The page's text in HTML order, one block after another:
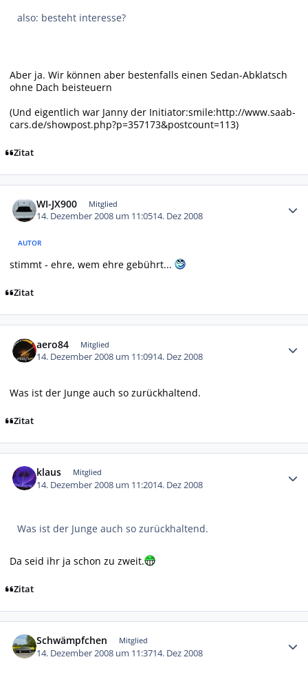
also: besteht interesse?
Aber ja. Wir können aber bestenfalls einen Sedan-Abklatsch
ohne Dach beisteuern
(Und eigentlich war Janny der Initiator:smile:http://www.saab-
cars.de/showpost.php?p=357173&postcount=113)
Zitat
WI-JX900 Mitglied
14. Dezember 2008 um 11:0514. Dez 2008
AUTOR
stimmt - ehre, wem ehre gebührt...
Zitat
aero84 Mitglied
14. Dezember 2008 um 11:0914. Dez 2008
Was ist der Junge auch so zurückhaltend.
Zitat
klaus Mitglied
14. Dezember 2008 um 11:2014. Dez 2008
Was ist der Junge auch so zurückhaltend.
Da seid ihr ja schon zu zweit.
Zitat
Schwämpfchen Mitglied
14. Dezember 2008 um 11:3714. Dez 2008